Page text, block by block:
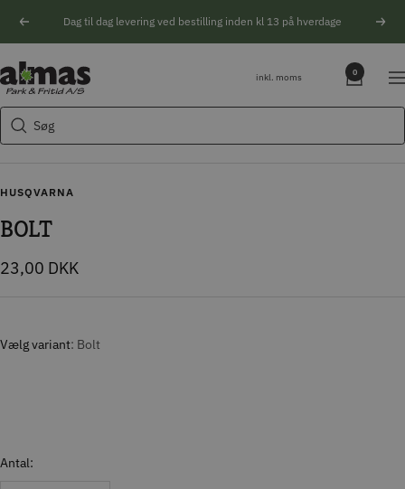
Forrige Dag til dag levering ved bestilling inden kl 13 på hverdage
Søg
Almas
Park
&
Fritid
inkl. moms 0
HUSQVARNA
BOLT
Tilbudspris
23,00 DKK
Vælg variant Bolt
Antal:
Søgeforslag
Husqvarna motorsav
Kikkert
Blink